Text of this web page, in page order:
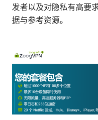
发者以及对隐私有高要
据与参考资源。